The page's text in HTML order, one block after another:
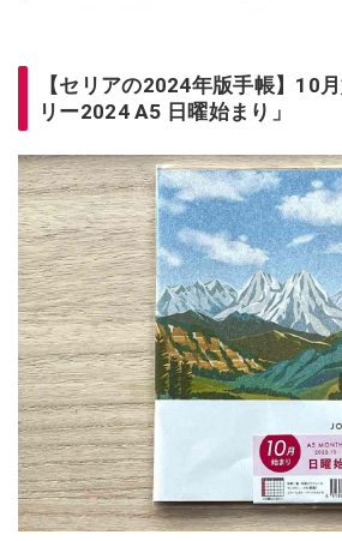
【セリアの2024年版手帳】10
リー2024 A5 日曜始まり」